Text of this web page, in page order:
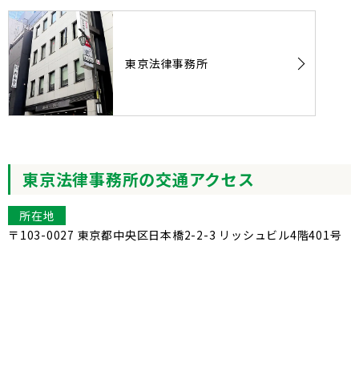
東京法律事務所
東京法律事務所の交通アクセス
所在地
〒103-0027 東京都中央区日本橋2-2-3 リッシュビル4階401号